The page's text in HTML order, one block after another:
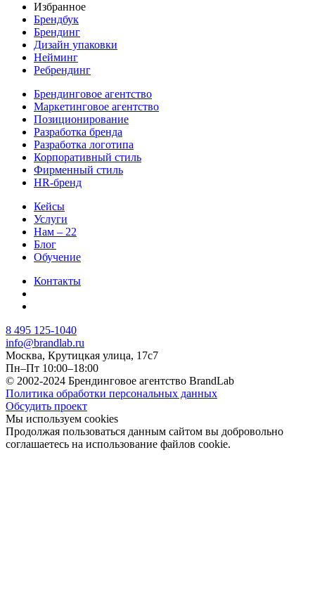
Избранное
Брендбук
Брендинг
Дизайн упаковки
Нейминг
Ребрендинг
Брендинговое агентство
Маркетинговое агентство
Позиционирование
Разработка бренда
Разработка логотипа
Корпоративный стиль
Фирменный стиль
HR-бренд
Кейсы
Услуги
Нам – 22
Блог
Обучение
Контакты
8 495 125-1040
info@brandlab.ru
Москва, Крутицкая улица, 17с7
Пн–Пт 10:00–18:00
© 2002-2024 Брендинговое агентство BrandLab
Политика обработки персональных данных
Обсудить проект
Мы используем cookies
Продолжая пользоваться данным сайтом вы добровольно
соглашаетесь на использование файлов cookie.